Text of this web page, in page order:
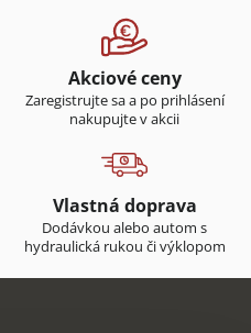
Akciové ceny
Zaregistrujte sa a po prihlásení
nakupujte v akcii
Vlastná doprava
Dodávkou alebo autom s
hydraulická rukou či výklopom